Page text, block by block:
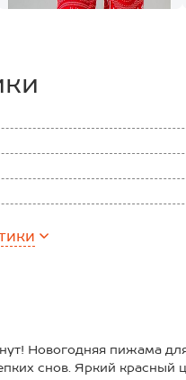
Новогодняя пижама
снов. Яркий красный